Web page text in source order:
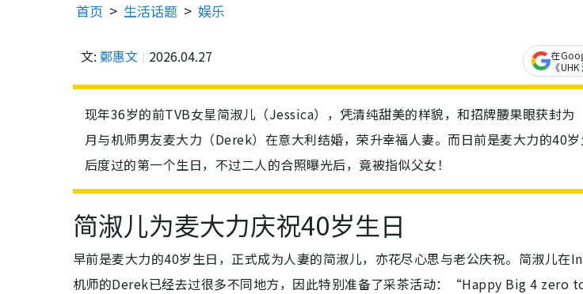
首页 生活话题 娱乐
文: 鄭惠文 2026.04.27
在
《
现年36岁的前TVB女星简淑儿（Jessica），凭清纯甜美的样貌，和招牌腰果眼获封
月与机师男友麦大力（Derek）在意大利结婚，荣升幸福人妻。而日前是麦大力的40
后度过的第一个生日，不过二人的合照曝光后，竟被指似父女！
简淑儿为麦大力庆祝40岁生日
早前是麦大力的40岁生日，正式成为人妻的简淑儿，亦花尽心思与老公庆祝。简淑儿在
机师的Derek已经去过很多不同地方，因此特别准备了采茶活动：“Happy Big 4 zero